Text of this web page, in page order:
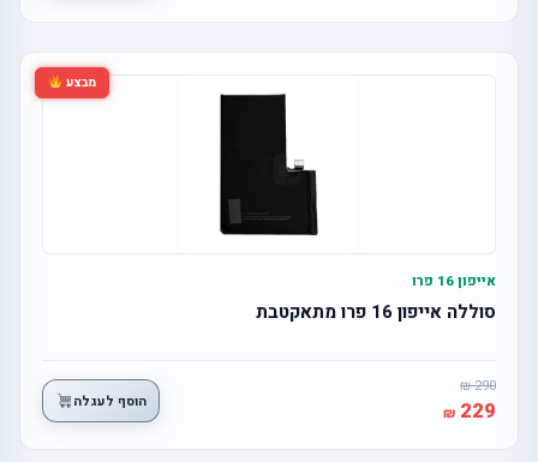
מבצע
אייפון 16 פרו
סוללה אייפון 16 פרו מתאקטבת
290
229 הוסף לעגלה